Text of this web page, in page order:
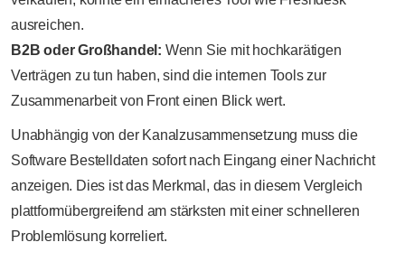
ausreichen.
B2B oder Großhandel: Wenn Sie mit hochkarätigen
Verträgen zu tun haben, sind die internen Tools zur
Zusammenarbeit von Front einen Blick wert.
Unabhängig von der Kanalzusammensetzung muss die
Software Bestelldaten sofort nach Eingang einer Nachricht
anzeigen. Dies ist das Merkmal, das in diesem Vergleich
plattformübergreifend am stärksten mit einer schnelleren
Problemlösung korreliert.